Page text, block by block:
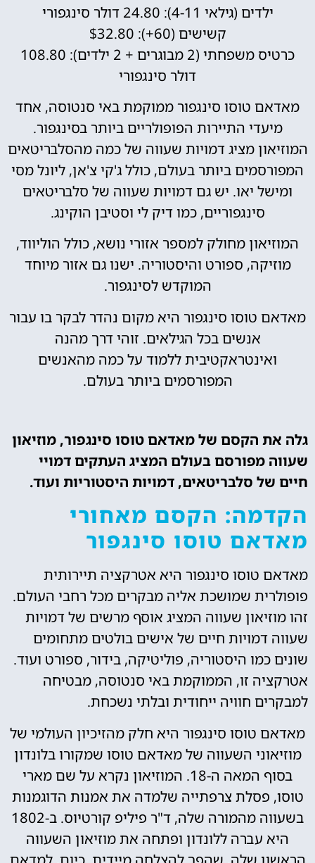
ילדים (גילאי 4-11): 24.80 דולר סינגפורי
קשישים (60+): $32.80
כרטיס משפחתי (2 מבוגרים + 2 ילדים): 108.80
דולר סינגפורי
מאדאם טוסו סינגפור ממוקמת באי סנטוסה, אחד
מיעדי התיירות הפופולריים ביותר בסינגפור.
המוזיאון מציג דמויות שעווה של כמה מהסלבריטאים
המפורסמים ביותר בעולם, כולל ג'קי צ'אן, ליונל מסי
ומישל יאו. יש גם דמויות שעווה של סלבריטאים
סינגפוריים, כמו דיק לי וסטיבן הוקינג.
המוזיאון מחולק למספר אזורי נושא, כולל הוליווד,
מוזיקה, ספורט והיסטוריה. ישנו גם אזור מיוחד
המוקדש לסינגפור.
מאדאם טוסו סינגפור היא מקום נהדר לבקר בו עבור
אנשים בכל הגילאים. זוהי דרך מהנה
ואינטראקטיבית ללמוד על כמה מהאנשים
המפורסמים ביותר בעולם.
גלה את הקסם של מאדאם טוסו סינגפור, מוזיאון
שעווה מפורסם בעולם המציג העתקים דמויי
חיים של סלבריטאים, דמויות היסטוריות ועוד.
הקדמה: הקסם מאחורי
מאדאם טוסו סינגפור
מאדאם טוסו סינגפור היא אטרקציה תיירותית
פופולרית שמושכת אליה מבקרים מכל רחבי העולם.
זהו מוזיאון שעווה המציג אוסף מרשים של דמויות
שעווה דמויות חיים של אישים בולטים מתחומים
שונים כמו היסטוריה, פוליטיקה, בידור, ספורט ועוד.
אטרקציה זו, הממוקמת באי סנטוסה, מבטיחה
למבקרים חוויה ייחודית ובלתי נשכחת.
מאדאם טוסו סינגפור היא חלק מהזיכיון העולמי של
מוזיאוני השעווה של מאדאם טוסו שמקורו בלונדון
בסוף המאה ה-18. המוזיאון נקרא על שם מארי
טוסו, פסלת צרפתייה שלמדה את אמנות הדוגמנות
בשעווה מהמורה שלה, ד"ר פיליפ קורטיוס. ב-1802
היא עברה ללונדון ופתחה את מוזיאון השעווה